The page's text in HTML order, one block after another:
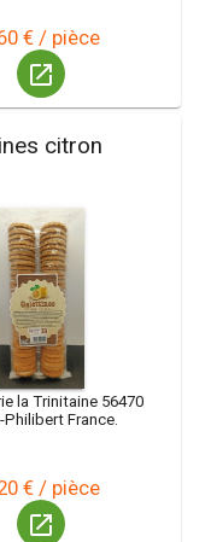
€ / pièce
launch
citron
la Trinitaine 56470
Philibert France.
€ / pièce
launch